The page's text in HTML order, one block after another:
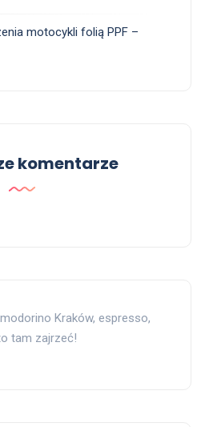
motocykli folią PPF –
komentarze
Kraków, espresso,
tam zajrzeć!